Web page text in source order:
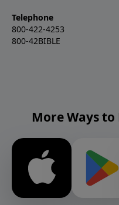
Telephone
800-422-4253
800-42BIBLE
More Ways